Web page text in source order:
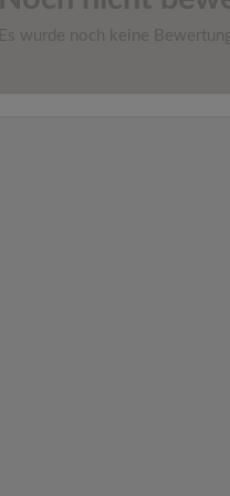
Es wurde noch keine